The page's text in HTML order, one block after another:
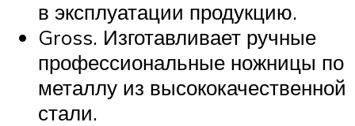
в эксплуатации продукцию.
Gross. Изготавливает ручные
профессиональные ножницы по
металлу из высококачественной
стали.